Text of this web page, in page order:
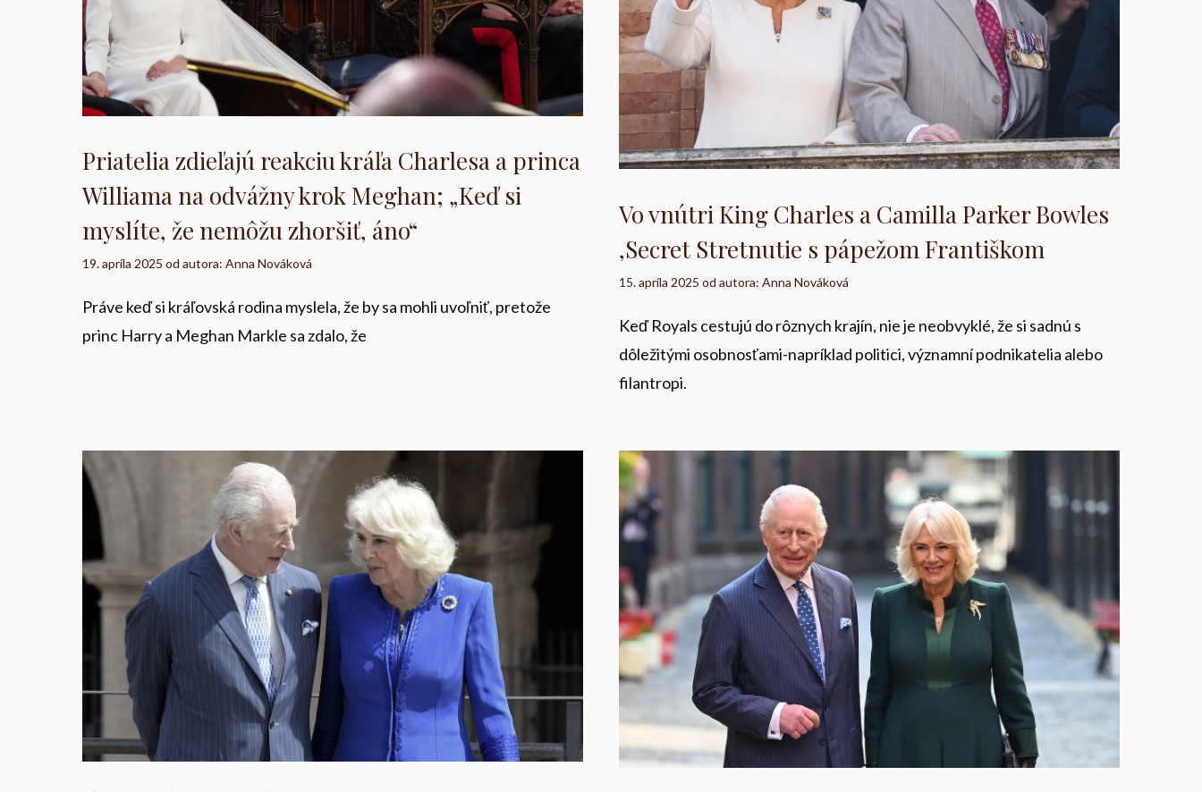
Priatelia zdieľajú reakciu kráľa Charlesa a princa
Williama na odvážny krok Meghan; „Keď si
myslíte, že nemôžu zhoršiť, áno“
19. apríla 2025 od autora: Anna Nováková
Práve keď si kráľovská rodina myslela, že by sa mohli uvoľniť, pretože
princ Harry a Meghan Markle sa zdalo, že
Vo vnútri King Charles a Camilla Parker Bowles
‚Secret Stretnutie s pápežom Františkom
15. apríla 2025 od autora: Anna Nováková
Keď Royals cestujú do rôznych krajín, nie je neobvyklé, že si sadnú s
dôležitými osobnosťami-napríklad politici, významní podnikatelia alebo
filantropi.